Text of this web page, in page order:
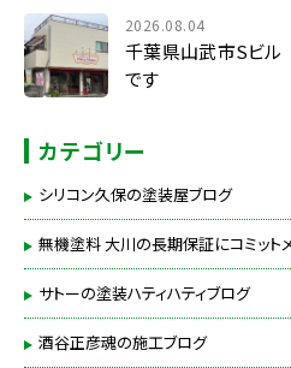
2026.08.04
千葉県山武市Sビ
です
カテゴリー
シリコン久保の塗装屋ブログ
無機塗料 大川の長期保証にコミット
サトーの塗装ハティハティブログ
酒谷正彦魂の施工ブログ